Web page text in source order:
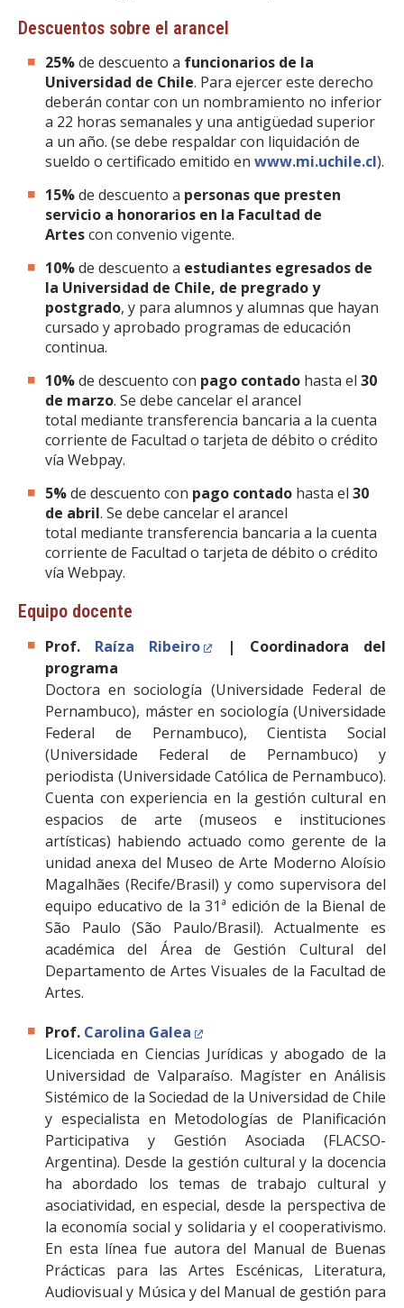
Descuentos sobre el arancel
25%de descuento a funcionarios de la
Universidad de Chile. Para ejercer este derecho
deberán contar con un nombramiento no inferior
a 22 horas semanales y una antigüedad superior
a un año. (se debe respaldar con liquidación de
sueldo o certificado emitido en www.mi.uchile.cl).
15%de descuento a personas que presten
servicio a honorarios en la Facultad de
Artescon convenio vigente.
10%de descuento a estudiantes egresados de
la Universidad de Chile, de pregrado y
postgrado, y para alumnos y alumnas que hayan
cursado y aprobado programas de educación
continua.
10%de descuento con pago contado hasta el 30
de marzo. Se debe cancelar el arancel
total mediante transferencia bancaria a la cuenta
corriente de Facultad o tarjeta de débito o crédito
vía Webpay.
5%de descuento con pago contado hasta el 30
de abril. Se debe cancelar el arancel
total mediante transferencia bancaria a la cuenta
corriente de Facultad o tarjeta de débito o crédito
vía Webpay.
Equipo docente
Prof. Raíza Ribeiro
| Coordinadora del
programa
Doctora en sociología (Universidade Federal de
Pernambuco), máster en sociología (Universidade
Federal de Pernambuco), Cientista Social
(Universidade Federal de Pernambuco) y
periodista (Universidade Católica de Pernambuco).
Cuenta con experiencia en la gestión cultural en
espacios de arte (museos e instituciones
artísticas) habiendo actuado como gerente de la
unidad anexa del Museo de Arte Moderno Aloísio
Magalhães (Recife/Brasil) y como supervisora del
equipo educativo de la 31ª edición de la Bienal de
São Paulo (São Paulo/Brasil). Actualmente es
académica del Área de Gestión Cultural del
Departamento de Artes Visuales de la Facultad de
Artes.
Prof. Carolina Galea
Licenciada en Ciencias Jurídicas y abogado de la
Universidad de Valparaíso. Magíster en Análisis
Sistémico de la Sociedad de la Universidad de Chile
y especialista en Metodologías de Planificación
Participativa y Gestión Asociada (FLACSO-
Argentina). Desde la gestión cultural y la docencia
ha abordado los temas de trabajo cultural y
asociatividad, en especial, desde la perspectiva de
la economía social y solidaria y el cooperativismo.
En esta línea fue autora del Manual de Buenas
Prácticas para las Artes Escénicas, Literatura,
Audiovisual y Música y del Manual de gestión para